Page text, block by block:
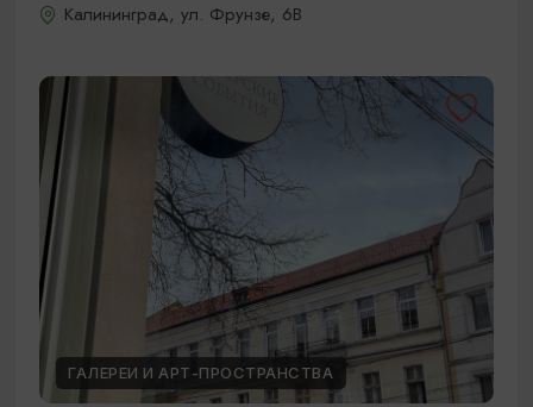
Калининград, ул. Фрунзе, 6В
ГАЛЕРЕИ И АРТ-ПРОСТРАНСТВА